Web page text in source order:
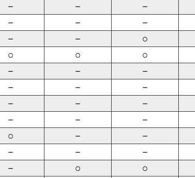
－ － －
－ － －
－ － ○
○ ○ ○
－ － －
－ － －
－ － －
－ － －
○ － －
－ － －
－ ○ ○